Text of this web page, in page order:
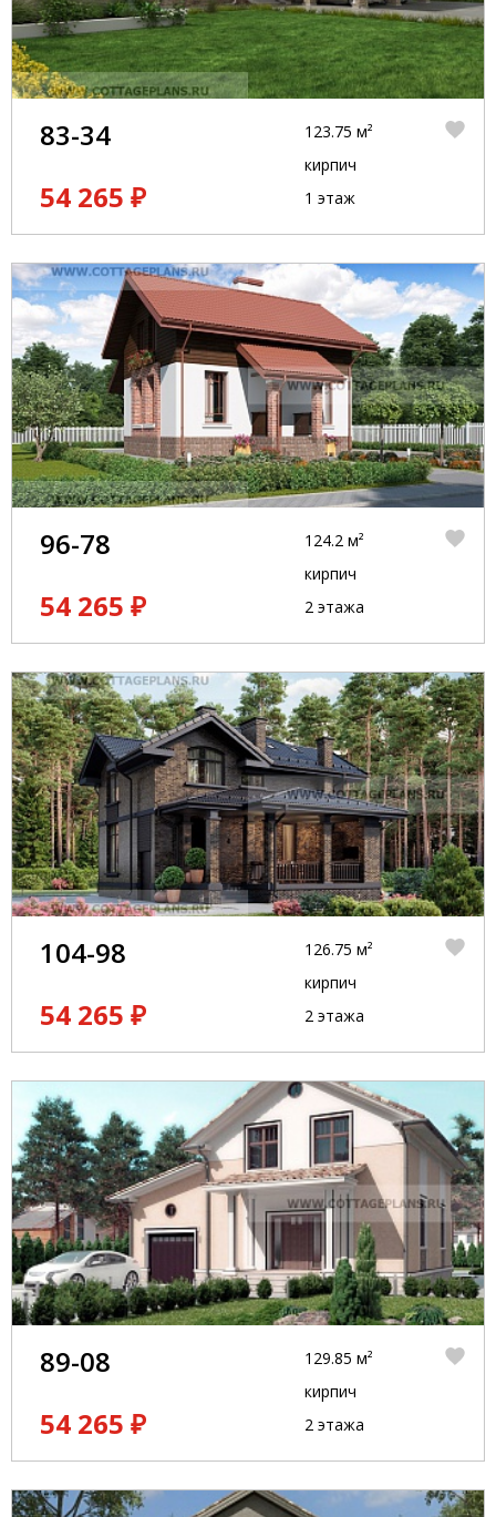
83-34
54 265 ₽
123.75 м²
кирпич
1 этаж
96-78
54 265 ₽
124.2 м²
кирпич
2 этажа
104-98
54 265 ₽
126.75 м²
кирпич
2 этажа
89-08
54 265 ₽
129.85 м²
кирпич
2 этажа